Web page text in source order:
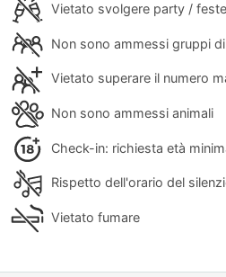
Vietato svolgere party / feste
Non sono ammessi gruppi
Vietato superare il numero
Non sono ammessi animali
Check-in: richiesta età
Rispetto dell'orario del
Vietato fumare